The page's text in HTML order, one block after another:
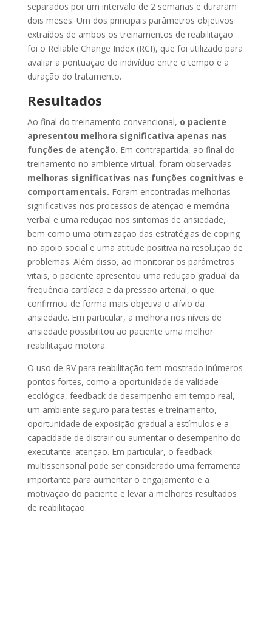
separados por um intervalo de 2 semanas e duraram
dois meses. Um dos principais parâmetros objetivos
extraídos de ambos os treinamentos de reabilitação
foi o Reliable Change Index (RCI), que foi utilizado para
avaliar a pontuação do indivíduo entre o tempo e a
duração do tratamento.
Resultados
Ao final do treinamento convencional, o paciente
apresentou melhora significativa apenas nas
funções de atenção. Em contrapartida, ao final do
treinamento no ambiente virtual, foram observadas
melhoras significativas nas funções cognitivas e
comportamentais. Foram encontradas melhorias
significativas nos processos de atenção e memória
verbal e uma redução nos sintomas de ansiedade,
bem como uma otimização das estratégias de coping
no apoio social e uma atitude positiva na resolução de
problemas. Além disso, ao monitorar os parâmetros
vitais, o paciente apresentou uma redução gradual da
frequência cardíaca e da pressão arterial, o que
confirmou de forma mais objetiva o alívio da
ansiedade. Em particular, a melhora nos níveis de
ansiedade possibilitou ao paciente uma melhor
reabilitação motora.
O uso de RV para reabilitação tem mostrado inúmeros
pontos fortes, como a oportunidade de validade
ecológica, feedback de desempenho em tempo real,
um ambiente seguro para testes e treinamento,
oportunidade de exposição gradual a estímulos e a
capacidade de distrair ou aumentar o desempenho do
executante. atenção. Em particular, o feedback
multissensorial pode ser considerado uma ferramenta
importante para aumentar o engajamento e a
motivação do paciente e levar a melhores resultados
de reabilitação.